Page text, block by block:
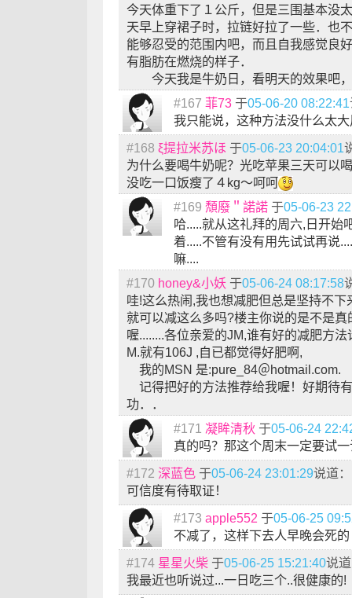
今天体重下了１公斤，但是三围基本没
天早上穿裙子时，拉链好拉了一些．也
能够忍受的范围内吧，而且自我感觉良
有脂肪在燃烧的样子．
今天我是牛奶日，看明天的效果吧
#167 菲73 于05-06-20 08:22:41
我只能说，这种方法没什么太
#168 ξ提拉米苏ほ 于05-06-23 20:04:01
为什么要喝牛奶呢？光吃苹果三天可以
没吃一口饭瘦了４kg～呵呵
#169 頽廢＂諾諾 于05-06-23
哈.....就从这礼拜的周六,日开始
着.....不管有没有用先试试再说
嘛....
#170 honey&小妖 于05-06-24 08:17:58
哇!这么热闹,我也想减肥但总是坚持不
就可以减这么多吗?楼主你说的是不是真
喔........各位亲爱的JM,谁有好的减肥方
M.就有106J ,自已都觉得好肥啊,
我的MSN 是:pure_84＠hotmail.com.
记得把好的方法推荐给我喔！好期待
功．．
#171 凝眸清秋 于05-06-24
真的吗？那这个周末一定要试
#172 深蓝色 于05-06-24 23:01:29说道：
可信度有待取证！
#173 apple552 于05-06-25
不减了，这样下去人早晚会死的
#174 星星火柴 于05-06-25 15:21:40说
我最近也听说过...一日吃三个..很健康的!